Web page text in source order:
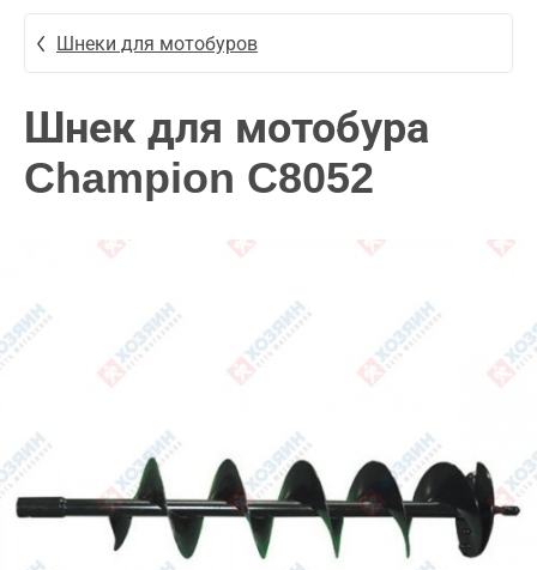
Шнеки для мотобуров
Шнек для мотобура
Champion C8052